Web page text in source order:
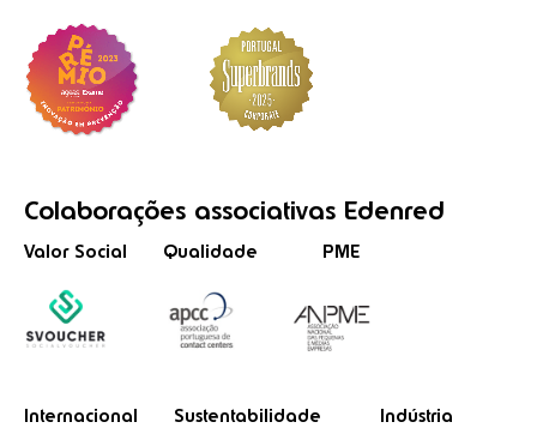
Colaborações associativas Edenred
Valor Social Qualidade PME
Internacional Sustentabilidade Indústria